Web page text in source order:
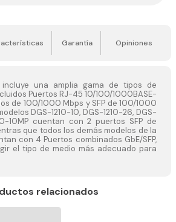
Garantía Opiniones
incluye una amplia gama de tipos de
Puertos RJ-45 10/100/1000BASE-
de 100/1000 Mbps y SFP de 100/1000
DGS-1210-10, DGS-1210-26, DGS-
10MP cuentan con 2 puertos SFP de
que todos los demás modelos de la
con 4 Puertos combinados GbE/SFP,
el tipo de medio más adecuado para
relacionados